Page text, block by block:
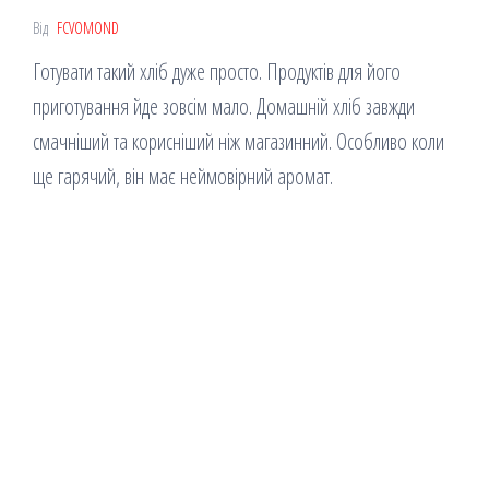
Від FCVOMOND
Готувати такий хліб дуже просто. Продуктів для його
приготування йде зовсім мало. Домашній хліб завжди
смачніший та корисніший ніж магазинний. Особливо коли
ще гарячий, він має неймовірний аромат.